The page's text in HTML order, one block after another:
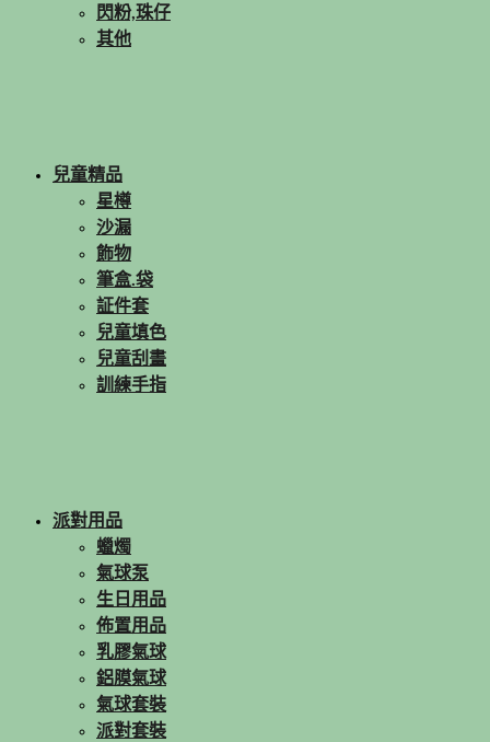
閃粉,珠仔
其他
兒童精品
星樽
沙漏
飾物
筆盒.袋
証件套
兒童填色
兒童刮畫
訓練手指
派對用品
蠟燭
氣球泵
生日用品
佈置用品
乳膠氣球
鋁膜氣球
氣球套裝
派對套裝